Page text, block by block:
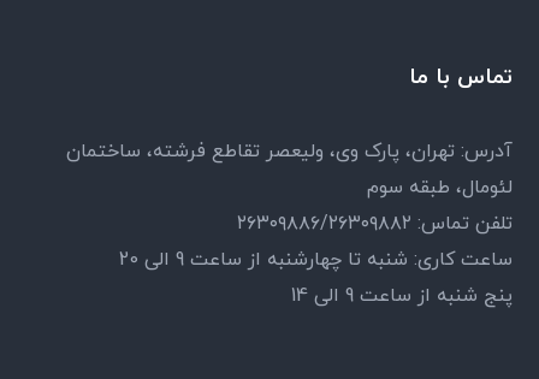
تماس با ما
آدرس: تهران، پارک وی، ولیعصر تقاطع فرشته، ساختمان
لئومال، طبقه سوم
تلفن تماس: ۲۶۳۰۹۸۸۶/۲۶۳۰۹۸۸۲
ساعت کاری: شنبه تا چهارشنبه از ساعت 9 الی 20
پنج شنبه از ساعت 9 الی 14